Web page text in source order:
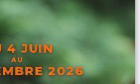
4 JUIN
AU
2026